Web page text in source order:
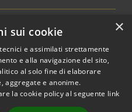
Copyright © 2026 • Comune di
Bagnara Calabra • Powered by
Municipium•Accesso
redazione
×
sui cookie
e assimilati strettamente
e alla navigazione del sito,
al solo fine di elaborare
aggregate e anonime.
la cookie policy al seguente link